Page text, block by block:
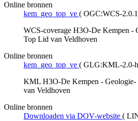
Online bronnen
kem_geo_top_ve ( OGC:WCS-
WCS-coverage H3O-De Kempen -
Top Lid van Veldhoven
Online bronnen
kem_geo_top_ve ( GLG:KML-2.0-
KML H3O-De Kempen - Geologie-
van Veldhoven
Online bronnen
Downloaden via DOV-website (